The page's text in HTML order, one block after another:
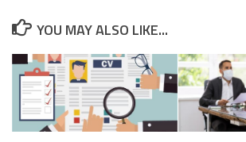
YOU MAY ALSO LIKE...